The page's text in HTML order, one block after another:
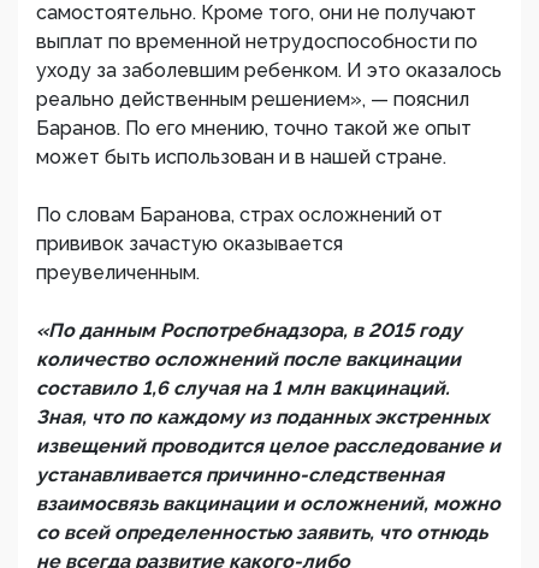
самостоятельно. Кроме того, они не получают
выплат по временной нетрудоспособности по
уходу за заболевшим ребенком. И это оказалось
реально действенным решением», — пояснил
Баранов. По его мнению, точно такой же опыт
может быть использован и в нашей стране.
По словам Баранова, страх осложнений от
прививок зачастую оказывается
преувеличенным.
«По данным Роспотребнадзора, в 2015 году
количество осложнений после вакцинации
составило 1,6 случая на 1 млн вакцинаций.
Зная, что по каждому из поданных экстренных
извещений проводится целое расследование и
устанавливается причинно-следственная
взаимосвязь вакцинации и осложнений, можно
со всей определенностью заявить, что отнюдь
не всегда развитие какого-либо